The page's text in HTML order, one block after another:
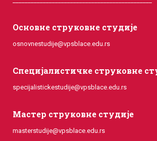
Основне струковне студије
osnovnestudije@vpsblace.edu.rs
Специјалистичке струковне
specijalistickestudije@vpsblace.edu.rs
Мастер струковне студије
masterstudije@vpsblace.edu.rs